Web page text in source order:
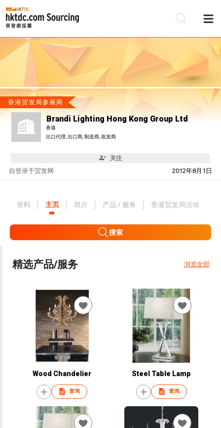
香港贸发局参展商
Brandi Lighting Hong Kong Group Ltd
香港
出口代理, 出口商, 制造商, 批发商
关注
自 2012年8月1日
登录于贸发网
资料 主页 简介 产品 / 服务 香港贸发局活动
搜索
精选产品/服务 浏览全部
Wood Chandelier
查询
Steel Table Lamp
查询